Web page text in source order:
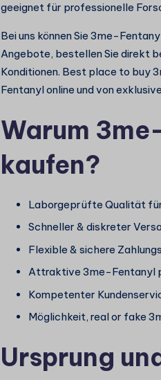
geeignet für professionelle
Bei uns können Sie 3me-
Angebote, bestellen Sie direkt
Konditionen. Best place to buy
Fentanyl online und von
Warum
kaufen?
Laborgeprüfte Qualität
Schneller & diskreter
Flexible & sichere
Attraktive 3me-Fentanyl
Kompetenter
Möglichkeit, real or fake
Ursprung